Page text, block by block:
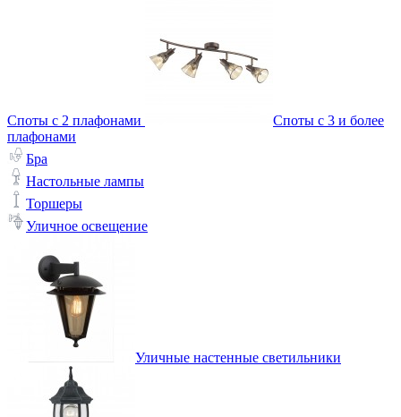
Споты с 2 плафонами
Споты с 3 и более
плафонами
Бра
Настольные лампы
Торшеры
Уличное освещение
Уличные настенные светильники